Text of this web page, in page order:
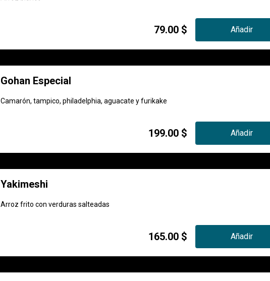
79.00 $ Añadir
Gohan Especial
Camarón, tampico, philadelphia, aguacate y furikake
199.00 $ Añadir
Yakimeshi
Arroz frito con verduras salteadas
165.00 $ Añadir